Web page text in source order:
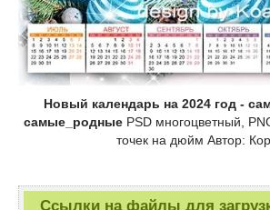
Новый календарь на 2024 год -
самые_родные PSD многоцветный,
точек на дюйм Автор:
Ссылки на файлы для